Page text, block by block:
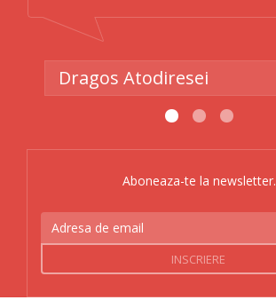
Dragos Atodiresei
Aboneaza-te la newsletter.
email
INSCRIERE